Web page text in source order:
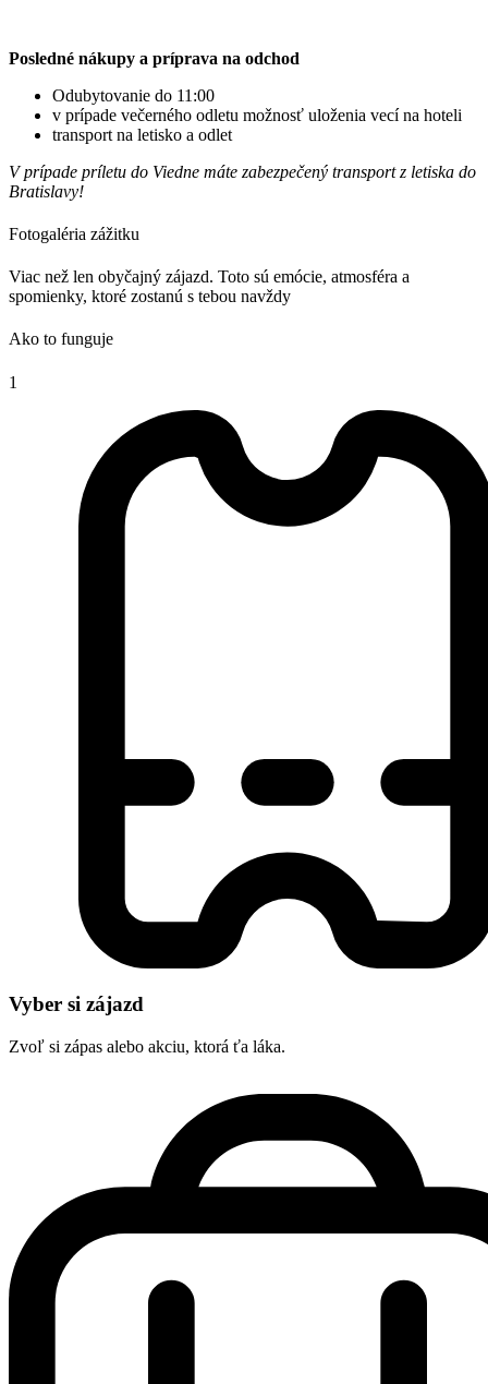
Posledné nákupy a príprava na odchod
Odubytovanie do 11:00
v prípade večerného odletu možnosť uloženia vecí na hoteli
transport na letisko a odlet
V prípade príletu do Viedne máte zabezpečený transport z letiska do
Bratislavy!
Fotogaléria zážitku
Viac než len obyčajný zájazd. Toto sú emócie, atmosféra a
spomienky, ktoré zostanú s tebou navždy
Ako to funguje
1
Vyber si zájazd
Zvoľ si zápas alebo akciu, ktorá ťa láka.